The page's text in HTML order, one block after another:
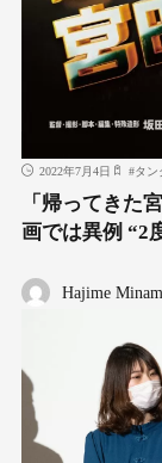
2022年7月4日 #タン
「帰ってきた
画では異例 “2
Hajime